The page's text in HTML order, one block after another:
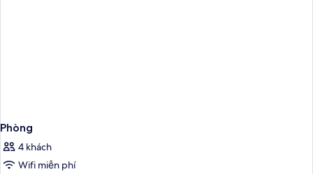
Phòng
4 khách
Wifi miễn phí